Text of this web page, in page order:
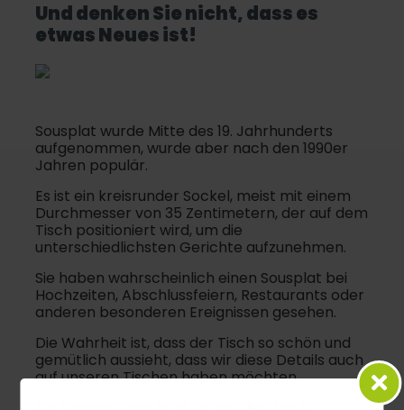
Und denken Sie nicht, dass es
etwas Neues ist!
Sousplat wurde Mitte des 19. Jahrhunderts
aufgenommen, wurde aber nach den 1990er
Jahren populär.
Es ist ein kreisrunder Sockel, meist mit einem
Durchmesser von 35 Zentimetern, der auf dem
Tisch positioniert wird, um die
unterschiedlichsten Gerichte aufzunehmen.
Sie haben wahrscheinlich einen Sousplat bei
Hochzeiten, Abschlussfeiern, Restaurants oder
anderen besonderen Ereignissen gesehen.
Die Wahrheit ist, dass der Tisch so schön und
gemütlich aussieht, dass wir diese Details auch
auf unseren Tischen haben möchten.